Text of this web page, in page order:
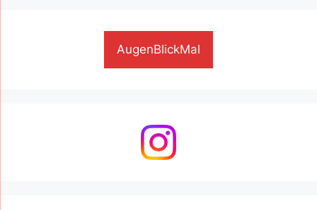
AugenBlickMal